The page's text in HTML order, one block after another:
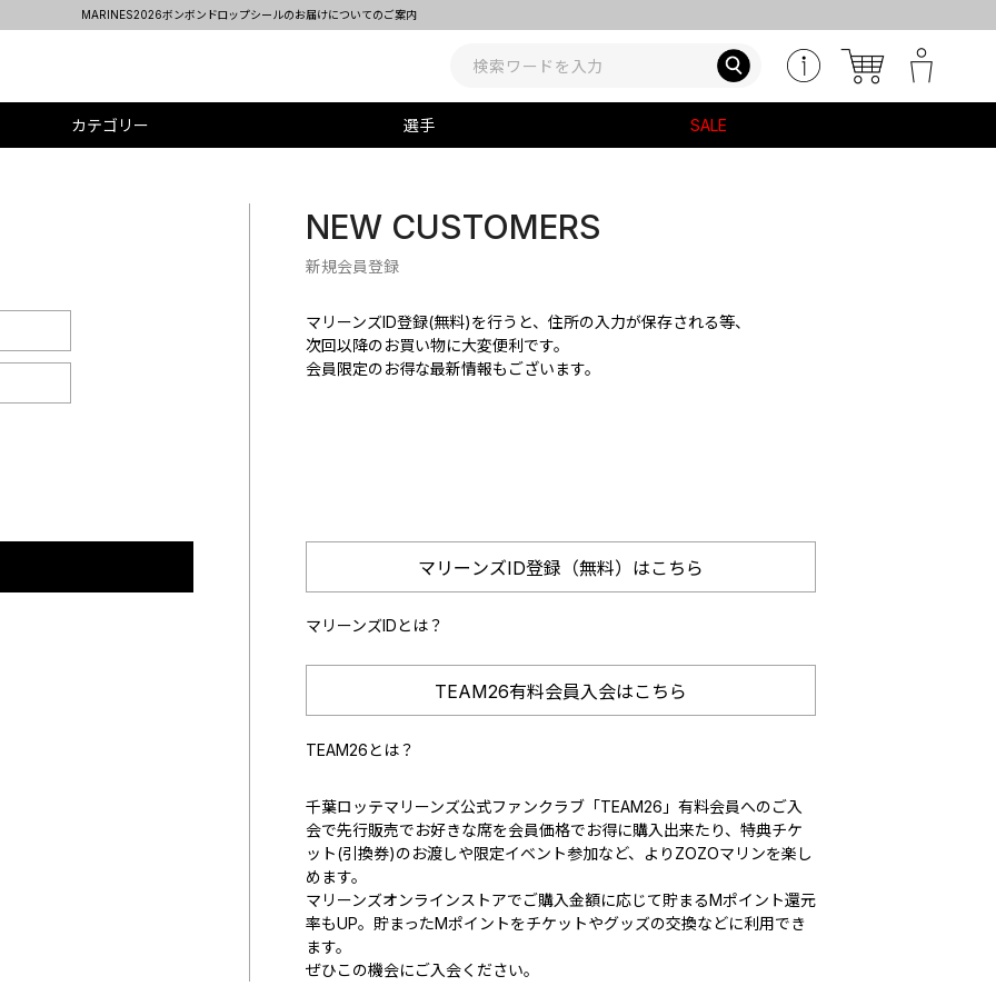
MARINES2026ボンボンドロップシールのお届けについてのご案内
カテゴリー 選手 SALE
NEW CUSTOMERS
新規会員登録
マリーンズID登録(無料)を行うと、住所の入力が保存される等、
次回以降のお買い物に大変便利です。
会員限定のお得な最新情報もございます。
マリーンズID登録（無料）はこちら
マリーンズIDとは？
TEAM26有料会員入会はこちら
TEAM26とは？
千葉ロッテマリーンズ公式ファンクラブ「TEAM26」有料会員へのご入
会で先行販売でお好きな席を会員価格でお得に購入出来たり、特典チケ
ット(引換券)のお渡しや限定イベント参加など、よりZOZOマリンを楽し
めます。
マリーンズオンラインストアでご購入金額に応じて貯まるMポイント還元
率もUP。貯まったMポイントをチケットやグッズの交換などに利用でき
ます。
ぜひこの機会にご入会ください。